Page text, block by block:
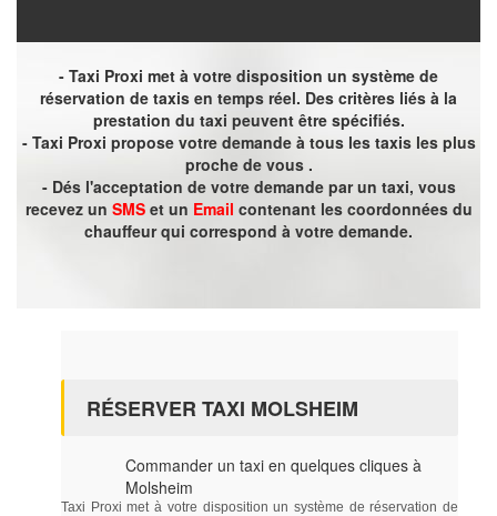
- Taxi Proxi met à votre disposition un système de
réservation de taxis en temps réel. Des critères liés à la
prestation du taxi peuvent être spécifiés.
- Taxi Proxi propose votre demande à tous les taxis les plus
proche de vous .
- Dés l'acceptation de votre demande par un taxi, vous
recevez un SMSet un Email contenant les coordonnées du
chauffeur qui correspond à votre demande.
RÉSERVER TAXI MOLSHEIM
Commander un taxi en quelques cliques à
Molsheim
Taxi Proxi met à votre disposition un système de réservation de